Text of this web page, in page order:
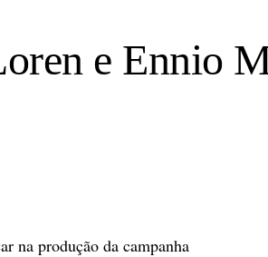
e Ennio
na produção da campanha